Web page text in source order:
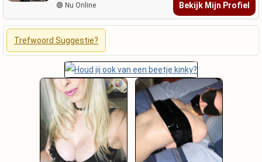
🟢 Nu Online Bekijk Mijn Profiel
Trefwoord Suggestie?